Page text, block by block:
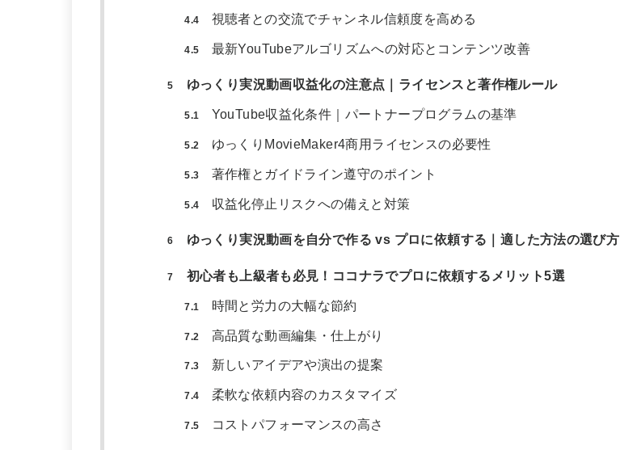
4.4 視聴者との交流でチャンネル信頼度を高める
4.5 最新YouTubeアルゴリズムへの対応とコンテンツ改善
5 ゆっくり実況動画収益化の注意点｜ライセンスと著作権ルール
5.1 YouTube収益化条件｜パートナープログラムの基準
5.2 ゆっくりMovieMaker4商用ライセンスの必要性
5.3 著作権とガイドライン遵守のポイント
5.4 収益化停止リスクへの備えと対策
6 ゆっくり実況動画を自分で作る vs プロに依頼する｜適した方法の選び方
7 初心者も上級者も必見！ココナラでプロに依頼するメリット5選
7.1 時間と労力の大幅な節約
7.2 高品質な動画編集・仕上がり
7.3 新しいアイデアや演出の提案
7.4 柔軟な依頼内容のカスタマイズ
7.5 コストパフォーマンスの高さ